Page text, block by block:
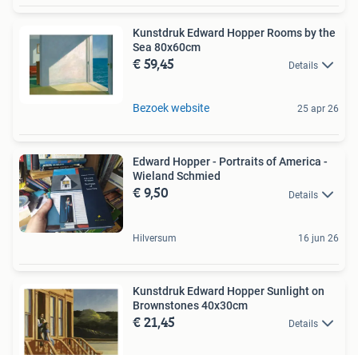
Kunstdruk Edward Hopper Rooms by the
Sea 80x60cm
€ 59,45 Details
Bezoek website 25 apr 26
Edward Hopper - Portraits of America -
Wieland Schmied
€ 9,50 Details
Hilversum 16 jun 26
Kunstdruk Edward Hopper Sunlight on
Brownstones 40x30cm
€ 21,45 Details